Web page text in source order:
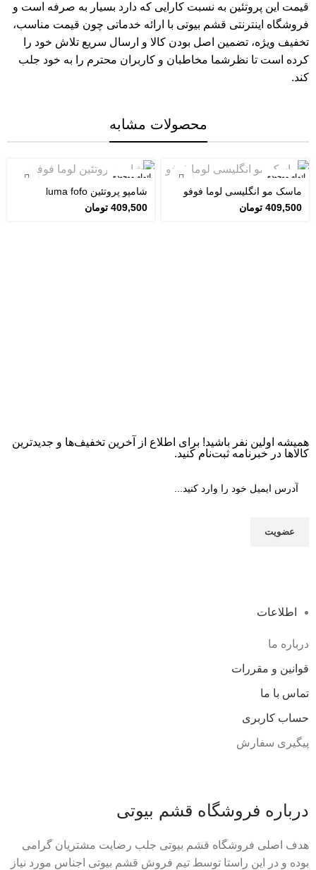
قیمت این پروتئین به نسبت کارایی که دارد بسیار به صرفه است و
فروشگاه اینترنتی قشم بیوتی با ارائه خدماتی چون قیمت مناسب،
تخفیف ویژه، تضمین اصل بودن کالا و ارسال سریع تلاش خود را
کرده است تا نظرشما مخاطبان و کاربران محترم را به خود جلب
کند.
محصولات مشابه
اتمام موجودی
ماسک مو انگلیسی لوما فوفو
409,500 تومان
اتمام موجودی
شامپو پروتئین luma fofo
409,500 تومان
همیشه اولین نفر باشید! برای اطلاع از آخرین تخفیف‌ها و جدیدترین
کالاها در خبرنامه ثبت‌نام کنید.
اطلاعات
درباره ما
قوانین و مقررات
تماس با ما
حساب کاربری
پیگیری سفارش
درباره فروشگاه قشم بیوتی
هدف اصلی فروشگاه قشم بیوتی جلب رضایت مشتریان گرامی
بوده و در این راستا توسط تیم فروش قشم بیوتی اجناس مورد نیاز